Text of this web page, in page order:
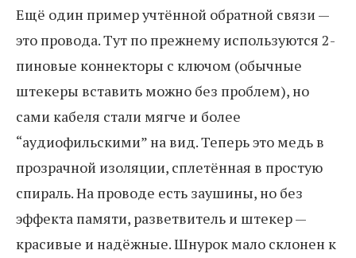
Ещё один пример учтённой обратной связи —
это провода. Тут по прежнему используются 2-
пиновые коннекторы с ключом (обычные
штекеры вставить можно без проблем), но
сами кабеля стали мягче и более
“аудиофильскими” на вид. Теперь это медь в
прозрачной изоляции, сплетённая в простую
спираль. На проводе есть заушины, но без
эффекта памяти, разветвитель и штекер —
красивые и надёжные. Шнурок мало склонен к